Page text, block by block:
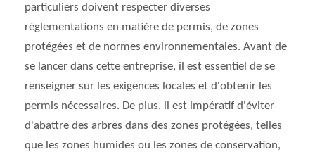
particuliers doivent respecter diverses
réglementations en matière de permis, de zones
protégées et de normes environnementales. Avant de
se lancer dans cette entreprise, il est essentiel de se
renseigner sur les exigences locales et d'obtenir les
permis nécessaires. De plus, il est impératif d'éviter
d'abattre des arbres dans des zones protégées, telles
que les zones humides ou les zones de conservation,